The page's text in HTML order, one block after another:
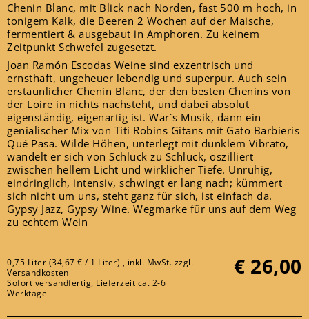
Chenin Blanc, mit Blick nach Norden, fast 500 m hoch, in
tonigem Kalk, die Beeren 2 Wochen auf der Maische,
fermentiert & ausgebaut in Amphoren. Zu keinem
Zeitpunkt Schwefel zugesetzt.
Joan Ramón Escodas Weine sind exzentrisch und
ernsthaft, ungeheuer lebendig und superpur. Auch sein
erstaunlicher Chenin Blanc, der den besten Chenins von
der Loire in nichts nachsteht, und dabei absolut
eigenständig, eigenartig ist. Wär´s Musik, dann ein
genialischer Mix von Titi Robins Gitans mit Gato Barbieris
Qué Pasa. Wilde Höhen, unterlegt mit dunklem Vibrato,
wandelt er sich von Schluck zu Schluck, oszilliert
zwischen hellem Licht und wirklicher Tiefe. Unruhig,
eindringlich, intensiv, schwingt er lang nach; kümmert
sich nicht um uns, steht ganz für sich, ist einfach da.
Gypsy Jazz, Gypsy Wine. Wegmarke für uns auf dem Weg
zu echtem Wein
0,75 Liter (34,67 € / 1 Liter) , inkl. MwSt. zzgl.
Versandkosten
Sofort versandfertig, Lieferzeit ca. 2-6
Werktage
€ 26,00